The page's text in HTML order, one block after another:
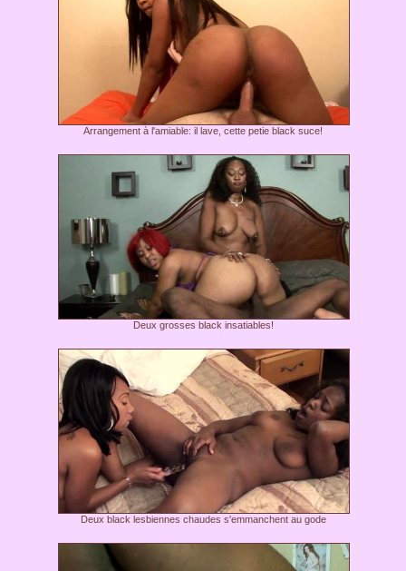
Arrangement à l'amiable: il lave, cette petie black suce!
Deux grosses black insatiables!
Deux black lesbiennes chaudes s'emmanchent au gode